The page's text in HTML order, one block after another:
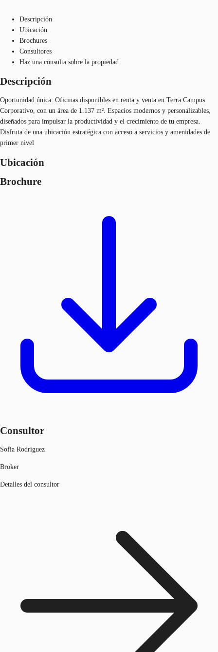
Descripción
Ubicación
Brochures
Consultores
Haz una consulta sobre la propiedad
Descripción
Oportunidad única: Oficinas disponibles en renta y venta en Terra Campus
Corporativo, con un área de 1.137 m². Espacios modernos y personalizables,
diseñados para impulsar la productividad y el crecimiento de tu empresa.
Disfruta de una ubicación estratégica con acceso a servicios y amenidades de
primer nivel
Ubicación
Brochure
Consultor
Sofia Rodriguez
Broker
Detalles del consultor